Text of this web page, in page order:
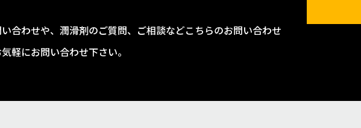
合わせや、潤滑剤のご質問、ご相談などこちらのお問い合わせ
軽にお問い合わせ下さい。